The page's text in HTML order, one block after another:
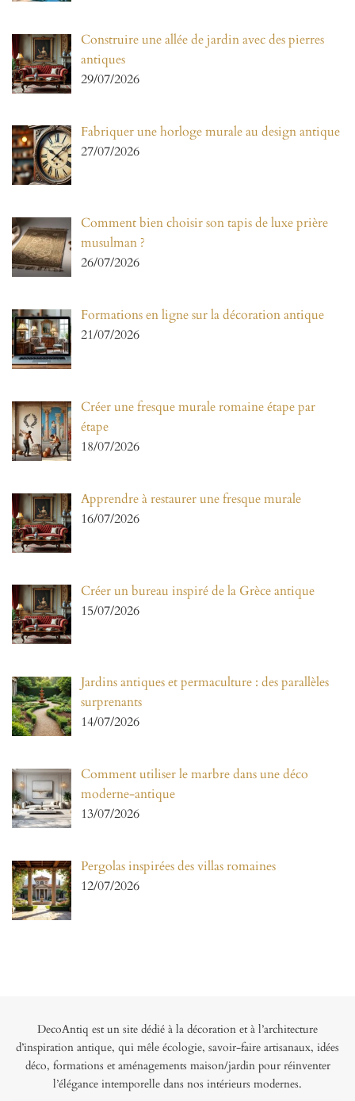
Construire une allée de jardin avec des pierres
antiques
29/07/2026
Fabriquer une horloge murale au design antique
27/07/2026
Comment bien choisir son tapis de luxe prière
musulman ?
26/07/2026
Formations en ligne sur la décoration antique
21/07/2026
Créer une fresque murale romaine étape par
étape
18/07/2026
Apprendre à restaurer une fresque murale
16/07/2026
Créer un bureau inspiré de la Grèce antique
15/07/2026
Jardins antiques et permaculture : des parallèles
surprenants
14/07/2026
Comment utiliser le marbre dans une déco
moderne-antique
13/07/2026
Pergolas inspirées des villas romaines
12/07/2026
DecoAntiq est un site dédié à la décoration et à l’architecture
d’inspiration antique, qui mêle écologie, savoir-faire artisanaux, idées
déco, formations et aménagements maison/jardin pour réinventer
l’élégance intemporelle dans nos intérieurs modernes.